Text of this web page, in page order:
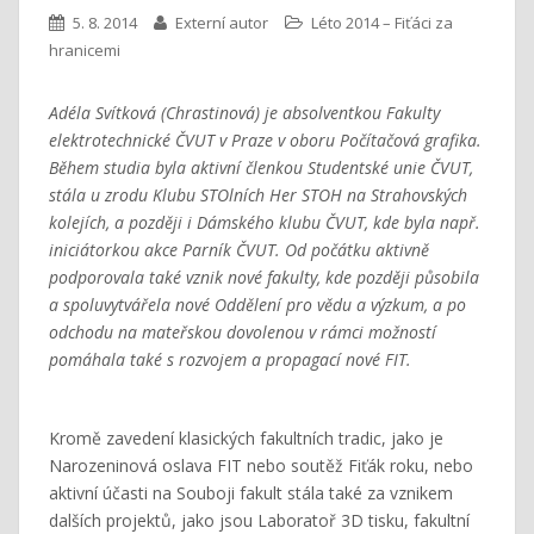
5. 8. 2014 Externí autor
Léto 2014 – Fiťáci za
hranicemi
Adéla Svítková (Chrastinová) je absolventkou Fakulty
elektrotechnické ČVUT v Praze v oboru Počítačová grafika.
Během studia byla aktivní členkou Studentské unie ČVUT,
stála u zrodu Klubu STOlních Her STOH na Strahovských
kolejích, a později i Dámského klubu ČVUT, kde byla např.
iniciátorkou akce Parník ČVUT. Od počátku aktivně
podporovala také vznik nové fakulty, kde později působila
a spoluvytvářela nové Oddělení pro vědu a výzkum, a po
odchodu na mateřskou dovolenou v rámci možností
pomáhala také s rozvojem a propagací nové FIT.
Kromě zavedení klasických fakultních tradic, jako je
Narozeninová oslava FIT nebo soutěž Fiťák roku, nebo
aktivní účasti na Souboji fakult stála také za vznikem
dalších projektů, jako jsou Laboratoř 3D tisku, fakultní